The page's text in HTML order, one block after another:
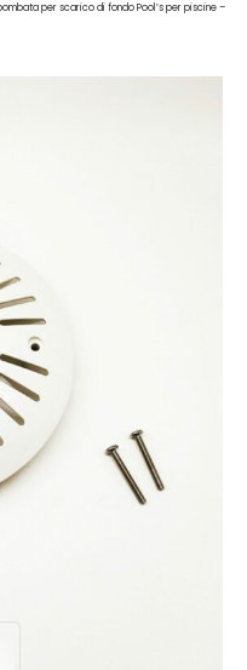
per scarico di fondo Pool’s per piscine –